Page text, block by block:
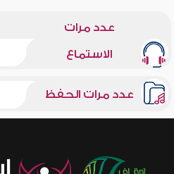
عدد مرات
الاستماع
عدد مرات الحفظ